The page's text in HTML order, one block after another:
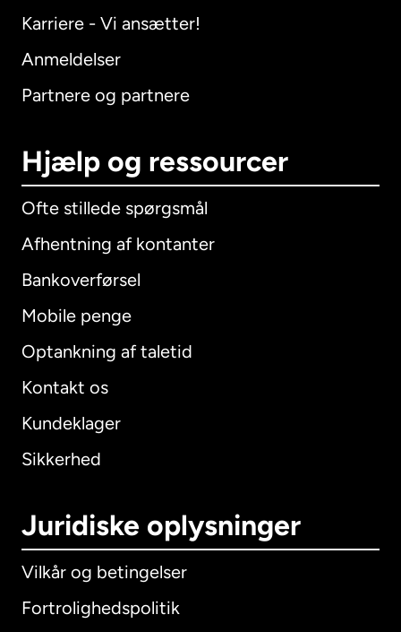
Karriere - Vi ansætter!
Anmeldelser
Partnere og partnere
Hjælp og ressourcer
Ofte stillede spørgsmål
Afhentning af kontanter
Bankoverførsel
Mobile penge
Optankning af taletid
Kontakt os
Kundeklager
Sikkerhed
Juridiske oplysninger
Vilkår og betingelser
Fortrolighedspolitik